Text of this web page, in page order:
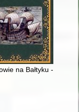
: główne
na Bałtyku -